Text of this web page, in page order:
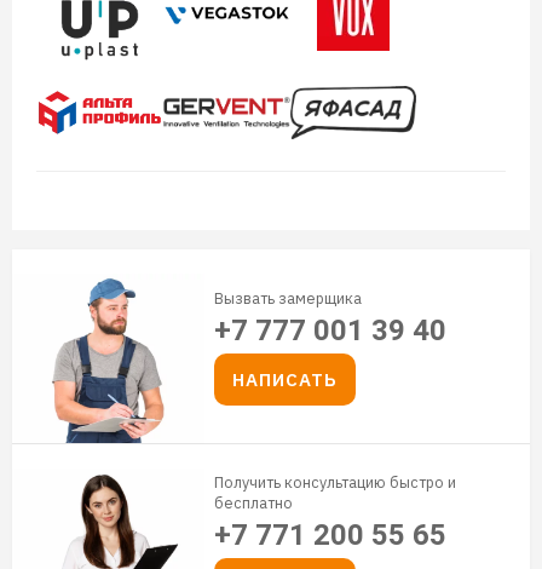
Вызвать замерщика
+7 777 001 39 40
НАПИСАТЬ
Получить консультацию быстро и
бесплатно
+7 771 200 55 65